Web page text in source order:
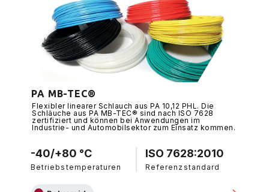
PA MB-TEC®
Flexibler linearer Schlauch aus PA 10,12 PHL. Die
Schläuche aus PA MB-TEC® sind nach ISO 7628
zertifiziert und können bei Anwendungen im
Industrie- und Automobilsektor zum Einsatz kommen.
-40/+80 °C
Betriebstemperaturen
ISO 7628:2010
Referenzstandard